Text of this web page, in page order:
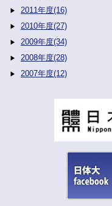
2011年度(16)
2010年度(27)
2009年度(34)
2008年度(28)
2007年度(12)